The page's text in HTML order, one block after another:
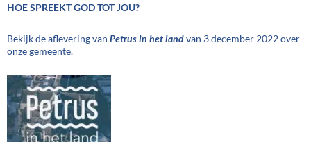
HOE SPREEKT GOD TOT JOU?
Bekijk de aflevering van Petrus in het landvan 3 december 2022 over
onze gemeente.